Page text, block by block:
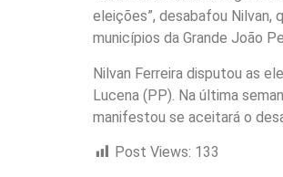
eleições”, desabafou Nilvan,
municípios da Grande João
Nilvan Ferreira disputou as
Lucena (PP). Na última
manifestou se aceitará o
Post Views: 133